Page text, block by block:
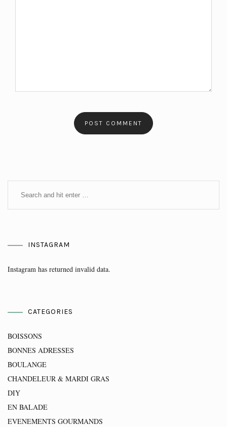
INSTAGRAM
Instagram has returned invalid data.
CATEGORIES
BOISSONS
BONNES ADRESSES
BOULANGE
CHANDELEUR & MARDI GRAS
DIY
EN BALADE
EVENEMENTS GOURMANDS